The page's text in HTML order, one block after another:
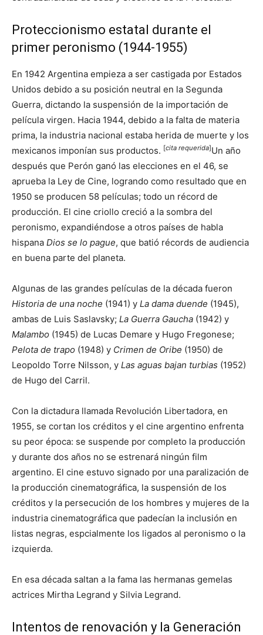
Proteccionismo estatal durante el
primer peronismo (1944-1955)
En 1942 Argentina empieza a ser castigada por Estados
Unidos debido a su posición neutral en la Segunda
Guerra, dictando la suspensión de la importación de
película virgen. Hacia 1944, debido a la falta de materia
prima, la industria nacional estaba herida de muerte y los
mexicanos imponían sus productos. [cita requerida]Un año
después que Perón ganó las elecciones en el 46, se
aprueba la Ley de Cine, logrando como resultado que en
1950 se producen 58 películas; todo un récord de
producción. El cine criollo creció a la sombra del
peronismo, expandiéndose a otros países de habla
hispana Dios se lo pague, que batió récords de audiencia
en buena parte del planeta.
Algunas de las grandes películas de la década fueron
Historia de una noche (1941) y La dama duende (1945),
ambas de Luis Saslavsky; La Guerra Gaucha (1942) y
Malambo (1945) de Lucas Demare y Hugo Fregonese;
Pelota de trapo (1948) y Crimen de Oribe (1950) de
Leopoldo Torre Nilsson, y Las aguas bajan turbias (1952)
de Hugo del Carril.
Con la dictadura llamada Revolución Libertadora, en
1955, se cortan los créditos y el cine argentino enfrenta
su peor época: se suspende por completo la producción
y durante dos años no se estrenará ningún film
argentino. El cine estuvo signado por una paralización de
la producción cinematográfica, la suspensión de los
créditos y la persecución de los hombres y mujeres de la
industria cinematográfica que padecían la inclusión en
listas negras, espcialmente los ligados al peronismo o la
izquierda.​
En esa década saltan a la fama las hermanas gemelas
actrices Mirtha Legrand y Silvia Legrand.
Intentos de renovación y la Generación